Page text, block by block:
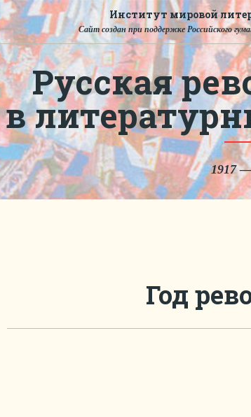
Институт мировой
Сайт создан при поддержке Российского
Русская
в
1917 —
Год